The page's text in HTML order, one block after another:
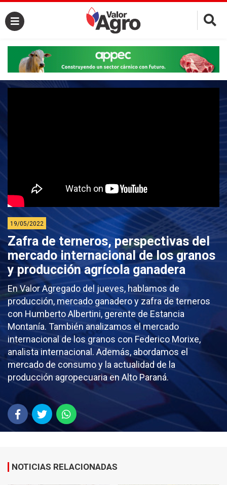
×
19/05/2022
Zafra de terneros, perspectivas del
mercado internacional de los granos
y producción agrícola ganadera
En Valor Agregado del jueves, hablamos de
producción, mercado ganadero y zafra de terneros
con Humberto Albertini, gerente de Estancia
Montanía. También analizamos el mercado
internacional de los granos con Federico Morixe,
analista internacional. Además, abordamos el
mercado de consumo y la actualidad de la
producción agropecuaria en Alto Paraná.
NOTICIAS RELACIONADAS